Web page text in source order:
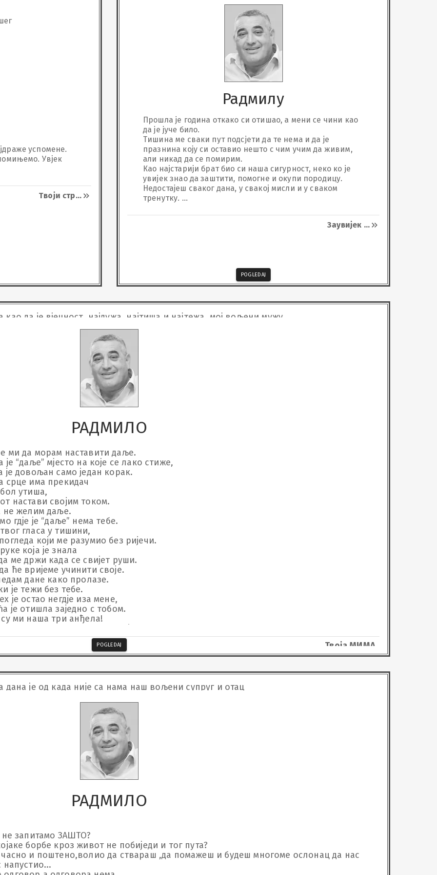
успомене.
Увјек
Твоји стр...
Радмилу
Прошла је година откако си отишао, а мени се чини као
да је јуче било.
Тишина ме сваки пут подсјети да те нема и да је
празнина коју си оставио нешто с чим учим да живим,
али никад да се помирим.
Као најстарији брат био си наша сигурност, неко ко је
увијек знао да заштити, помогне и окупи породицу.
Недостајеш сваког дана, у свакој мисли и у сваком
тренутку.
чувати.
Заувијек ...
POGLEDAJ
као да је вјечност, најдужа, најтиша и најтежа, мој вољени мужу
РАДМИЛО
ми да морам наставити даље.
је “даље” мјесто на које се лако стиже,
је довољан само један корак.
срце има прекидач
утиша,
настави својим током.
не желим даље.
нема тебе.
гласа у тишини,
који ме разумио без ријечи.
која је знала
ме држи када се свијет руши.
ће вријеме учинити своје.
дане како пролазе.
је тежи без тебе.
остао негд‌је иза мене,
је отишла заједно с тобом.
су ми наша три анђела!
више није исто,
да бол нестане.
била велика.
смо имали није нестало,
то бити зато што сам те заборавила,
што ћу те носити са собом
кораку који учим направити без тебе!
Твоја МИМА
POGLEDAJ
дана је од када није са нама наш вољени супруг и отац
РАДМИЛО
не запитамо ЗАШТО?
борбе кроз живот не побиједи и тог пута?
и поштено,волио да ствараш ,да помажеш и будеш многоме ослонац да нас
напустио...